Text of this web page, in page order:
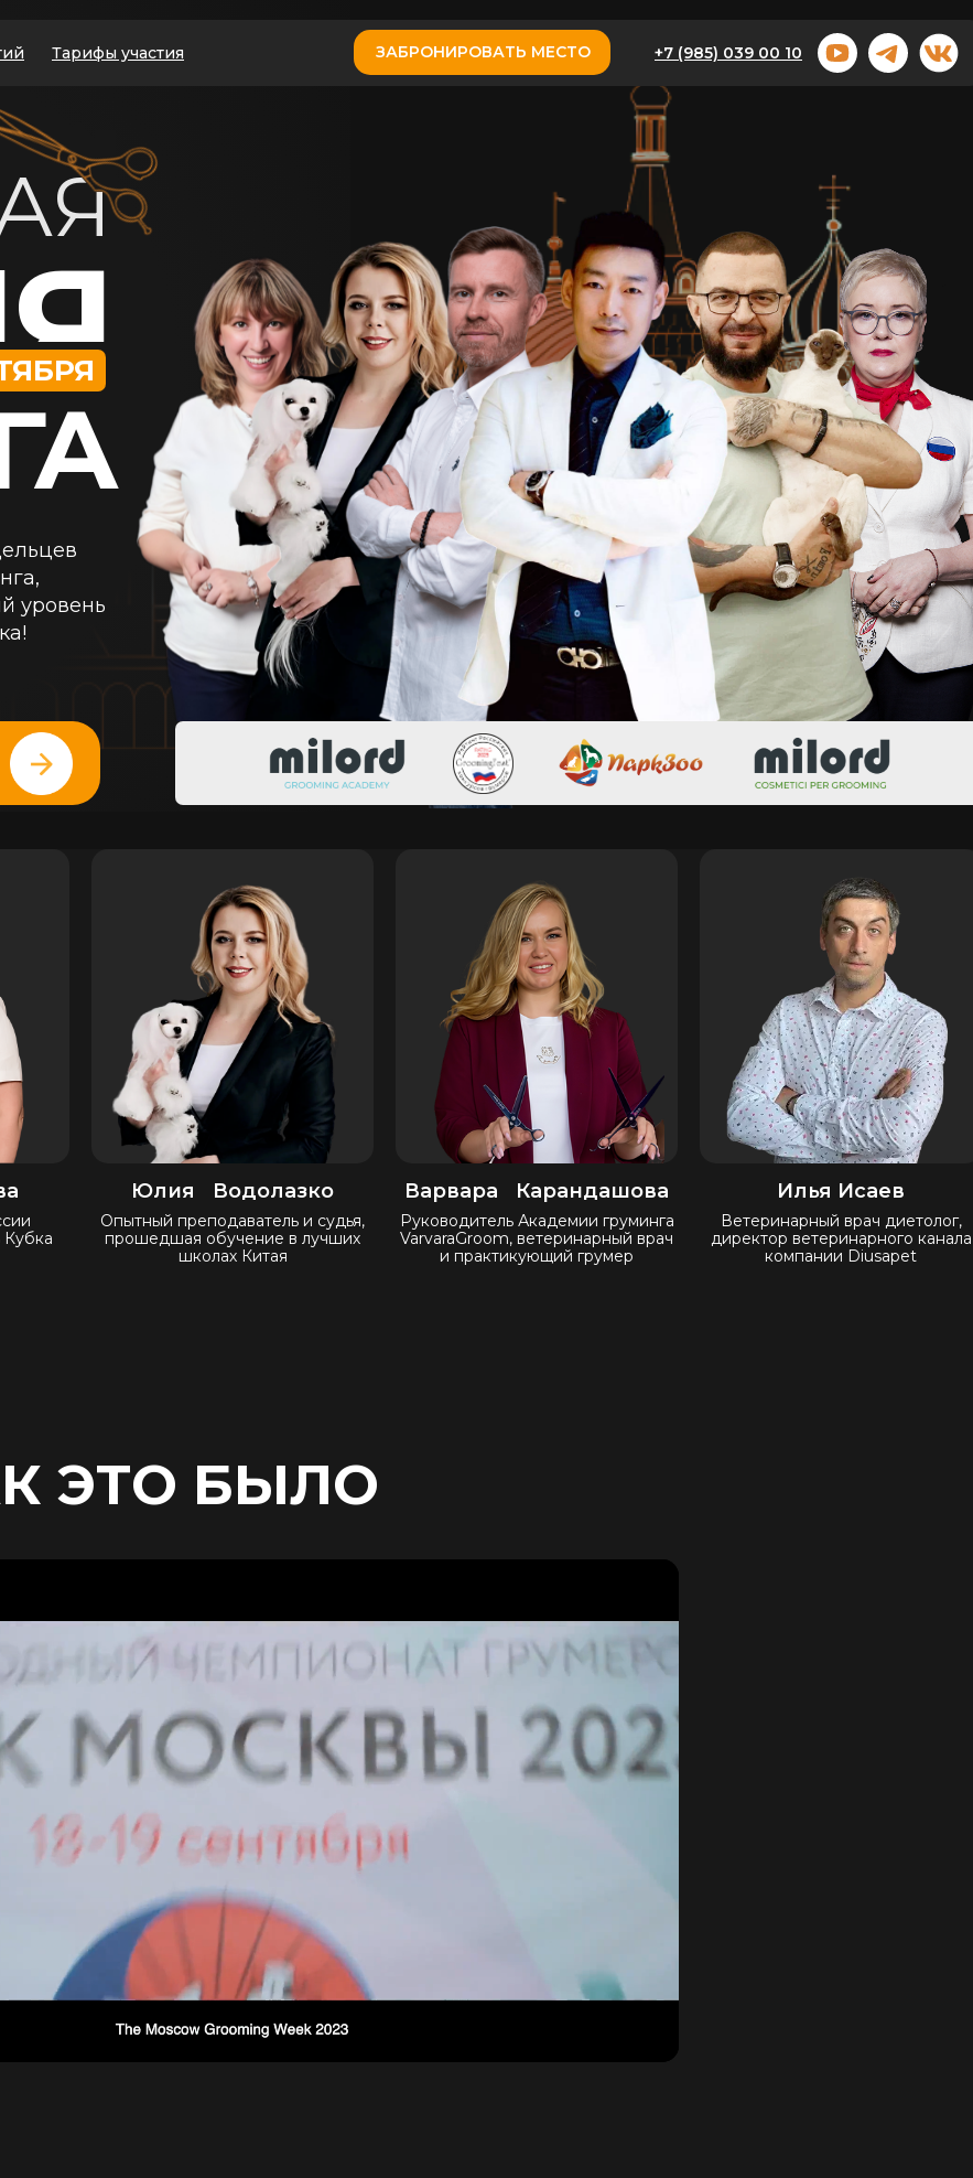
+7 (985) 039 00 10
Тарифы участия ЗАБРОНИРОВАТЬ МЕСТО
уровень
Ветеринарный врач диетолог,
директор ветеринарного канала
компании Diusapet
Илья Исаев
Руководитель Академии груминга
VarvaraGroom, ветеринарный врач
и практикующий грумер
Варвара Карандашова
Опытный преподаватель и судья,
прошедшая обучение в лучших
школах Китая
Юлия Водолазко
Кубка
ЭТО БЫЛО